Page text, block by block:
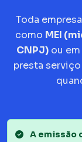
Toda
como MEI
CNPJ)ou em
presta
A emissão